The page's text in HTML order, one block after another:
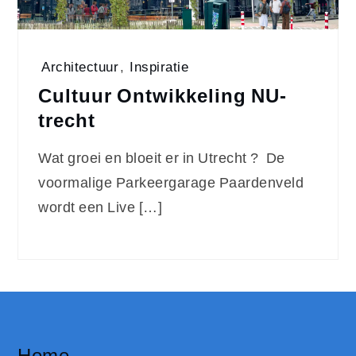
Architectuur, Inspiratie
Cultuur Ontwikkeling NU-
trecht
Wat groei en bloeit er in Utrecht ? De
voormalige Parkeergarage Paardenveld
wordt een Live […]